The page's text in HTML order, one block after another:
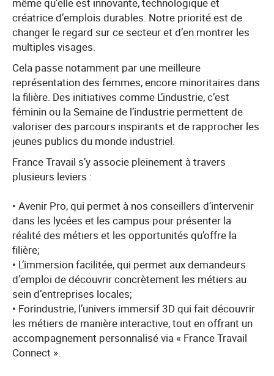
créatrice d’emplois durables. Notre priorité est de
changer le regard sur ce secteur et d’en montrer les
multiples visages.
Cela passe notamment par une meilleure
représentation des femmes, encore minoritaires dans
la filière. Des initiatives comme L’industrie, c’est
féminin ou la Semaine de l’industrie permettent de
valoriser des parcours inspirants et de rapprocher les
jeunes publics du monde industriel.
France Travail s’y associe pleinement à travers
plusieurs leviers :
• Avenir Pro, qui permet à nos conseillers d’intervenir
dans les lycées et les campus pour présenter la
réalité des métiers et les opportunités qu’offre la
filière;
• L’immersion facilitée, qui permet aux demandeurs
d’emploi de découvrir concrètement les métiers au
sein d’entreprises locales;
• Forindustrie, l’univers immersif 3D qui fait découvrir
les métiers de manière interactive, tout en offrant un
accompagnement personnalisé via « France Travail
Connect ».